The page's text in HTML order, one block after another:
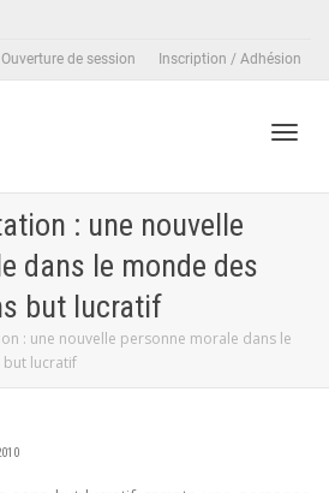
Ouverture de session Inscription / Adhésion
: une nouvelle
dans le monde des
but lucratif
: une nouvelle personne morale dans le
but lucratif